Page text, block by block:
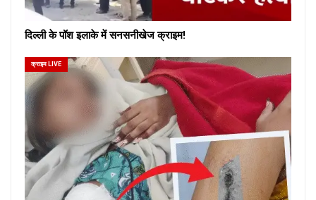
दिल्ली के पॉश इलाके में सनसनीखेज क्राइम!
क्राइम LIVE